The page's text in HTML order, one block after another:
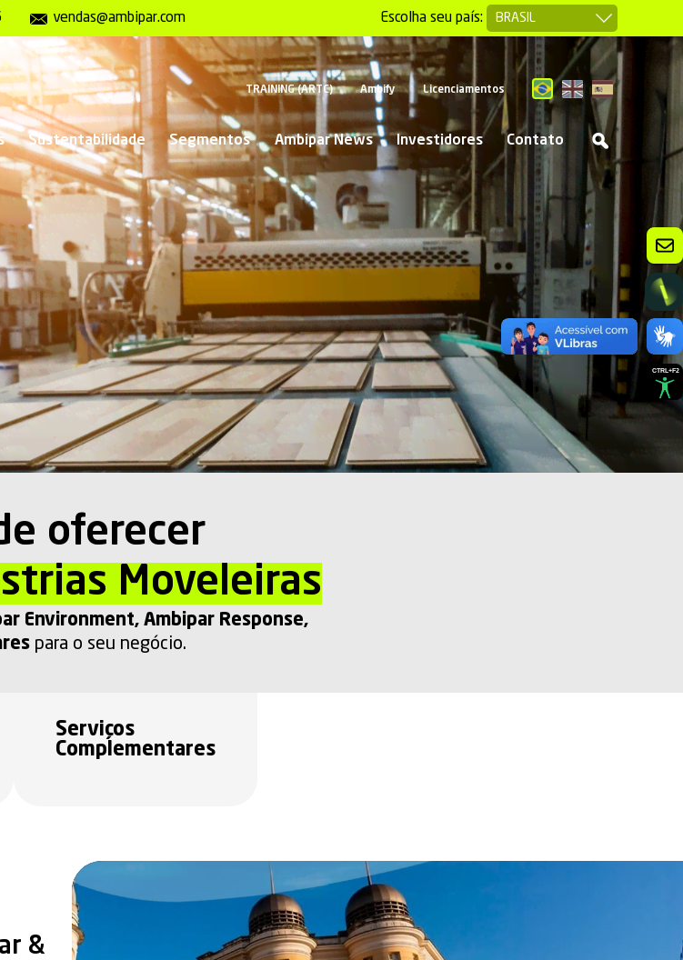
CTRL+F2
vendas@ambipar.com Escolha seu país:
TRAINING (ARTC) Ambify Licenciamentos
PT ES
Sustentabilidade Segmentos Ambipar News Investidores Contato
oferecer
Moveleiras
Environment, Ambipar Response,
para o seu negócio.
Serviços
Complementares
&